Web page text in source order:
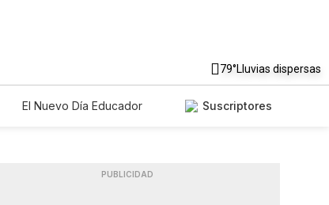
79°Lluvias dispersas
El Nuevo Día Educador
Suscriptores
PUBLICIDAD